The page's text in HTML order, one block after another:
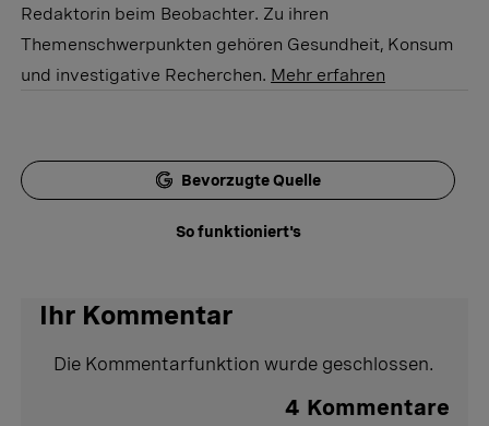
Redaktorin beim Beobachter. Zu ihren
Themenschwerpunkten gehören Gesundheit, Konsum
und investigative Recherchen. Mehr erfahren
Bevorzugte Quelle
So funktioniert's
Ihr Kommentar
Die Kommentarfunktion wurde geschlossen.
4 Kommentare